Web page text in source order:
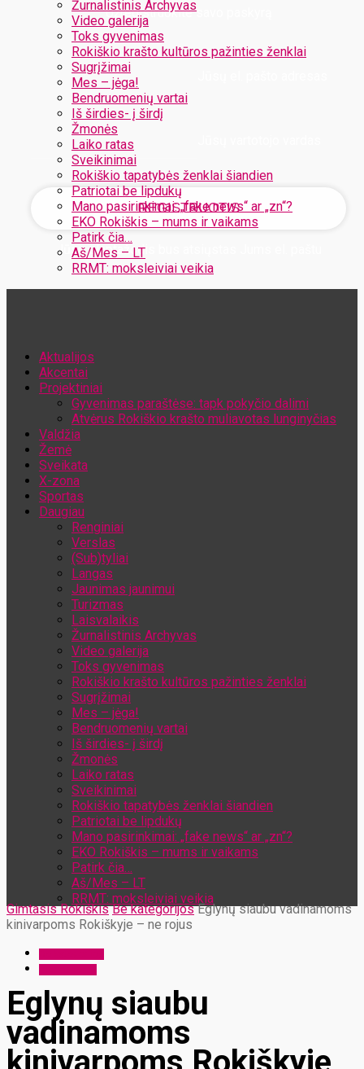
Žurnalistinis Archyvas
Video galerija
Toks gyvenimas
Rokiškio krašto kultūros pažinties ženklai
Sugrįžimai
Mes – jėga!
Bendruomenių vartai
Iš širdies- į širdį
Žmonės
Laiko ratas
Sveikinimai
Rokiškio tapatybės ženklai šiandien
Patriotai be lipdukų
Mano pasirinkimai: „fake news“ ar „zn“?
EKO Rokiškis – mums ir vaikams
Patirk čia…
Aš/Mes – LT
RRMT: moksleiviai veikia
Užregistruokite savo paskyrą
Jūsų slaptažodis bus atsiųstas Jums el. paštu
Aktualijos
Akcentai
Projektiniai
Gyvenimas paraštėse: tapk pokyčio dalimi
Atvėrus Rokiškio krašto muliavotas lunginyčias
Valdžia
Žemė
Sveikata
X-zona
Sportas
Daugiau
Renginiai
Verslas
(Sub)tyliai
Langas
Jaunimas jaunimui
Turizmas
Laisvalaikis
Žurnalistinis Archyvas
Video galerija
Toks gyvenimas
Rokiškio krašto kultūros pažinties ženklai
Sugrįžimai
Mes – jėga!
Bendruomenių vartai
Iš širdies- į širdį
Žmonės
Laiko ratas
Sveikinimai
Rokiškio tapatybės ženklai šiandien
Patriotai be lipdukų
Mano pasirinkimai: „fake news“ ar „zn“?
EKO Rokiškis – mums ir vaikams
Patirk čia…
Aš/Mes – LT
RRMT: moksleiviai veikia
Gimtasis Rokiškis Be kategorijos Eglynų siaubu vadinamoms
kinivarpoms Rokiškyje – ne rojus
Eglynų siaubu
vadinamoms